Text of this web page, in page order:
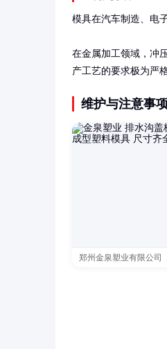
模具在汽车制造、电
在金属加工领域，冲
产工艺的要求极为严格
维护与注意事
郑州金泉塑业有限公司